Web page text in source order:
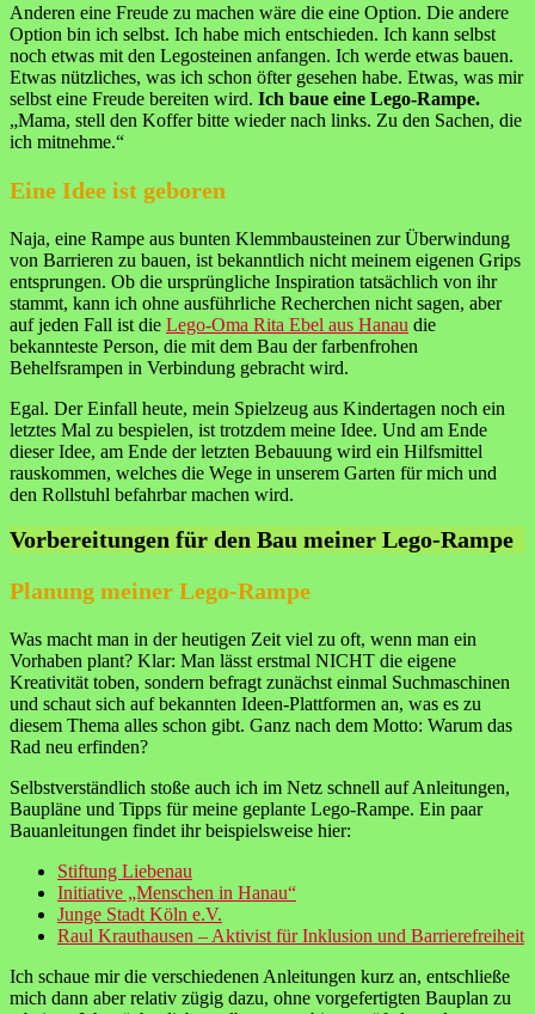
Anderen eine Freude zu machen wäre die eine Option. Die andere
Option bin ich selbst. Ich habe mich entschieden. Ich kann selbst
noch etwas mit den Legosteinen anfangen. Ich werde etwas bauen.
Etwas nützliches, was ich schon öfter gesehen habe. Etwas, was mir
selbst eine Freude bereiten wird. Ich baue eine Lego-Rampe.
„Mama, stell den Koffer bitte wieder nach links. Zu den Sachen, die
ich mitnehme.“
Eine Idee ist geboren
Naja, eine Rampe aus bunten Klemmbausteinen zur Überwindung
von Barrieren zu bauen, ist bekanntlich nicht meinem eigenen Grips
entsprungen. Ob die ursprüngliche Inspiration tatsächlich von ihr
stammt, kann ich ohne ausführliche Recherchen nicht sagen, aber
auf jeden Fall ist die Lego-Oma Rita Ebel aus Hanau die
bekannteste Person, die mit dem Bau der farbenfrohen
Behelfsrampen in Verbindung gebracht wird.
Egal. Der Einfall heute, mein Spielzeug aus Kindertagen noch ein
letztes Mal zu bespielen, ist trotzdem meine Idee. Und am Ende
dieser Idee, am Ende der letzten Bebauung wird ein Hilfsmittel
rauskommen, welches die Wege in unserem Garten für mich und
den Rollstuhl befahrbar machen wird.
Vorbereitungen für den Bau meiner Lego-Rampe
Planung meiner Lego-Rampe
Was macht man in der heutigen Zeit viel zu oft, wenn man ein
Vorhaben plant? Klar: Man lässt erstmal NICHT die eigene
Kreativität toben, sondern befragt zunächst einmal Suchmaschinen
und schaut sich auf bekannten Ideen-Plattformen an, was es zu
diesem Thema alles schon gibt. Ganz nach dem Motto: Warum das
Rad neu erfinden?
Selbstverständlich stoße auch ich im Netz schnell auf Anleitungen,
Baupläne und Tipps für meine geplante Lego-Rampe. Ein paar
Bauanleitungen findet ihr beispielsweise hier:
Stiftung Liebenau
Initiative „Menschen in Hanau“
Junge Stadt Köln e.V.
Raul Krauthausen – Aktivist für Inklusion und Barrierefreiheit
Ich schaue mir die verschiedenen Anleitungen kurz an, entschließe
mich dann aber relativ zügig dazu, ohne vorgefertigten Bauplan zu